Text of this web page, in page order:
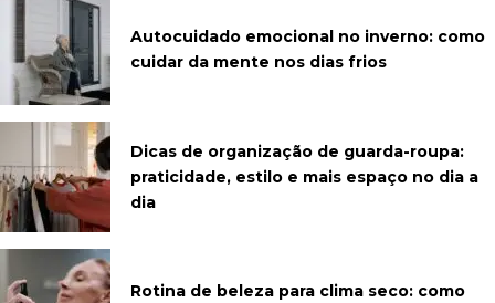
Autocuidado emocional no inverno: como
cuidar da mente nos dias frios
Dicas de organização de guarda-roupa:
praticidade, estilo e mais espaço no dia a
dia
Rotina de beleza para clima seco: como